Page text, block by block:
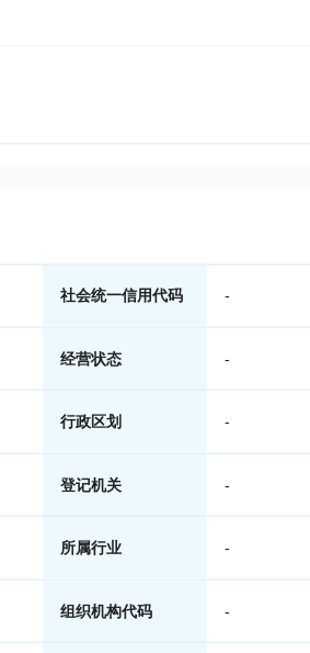
社会统一信用代码 -
经营状态 -
行政区划 -
登记机关 -
所属行业 -
组织机构代码 -